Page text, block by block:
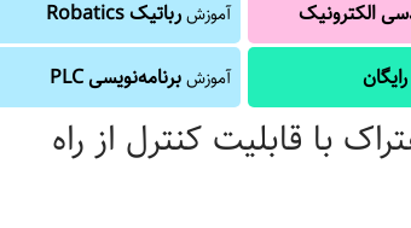
الکترونیک
آموزشرباتیک Robatics
آموزشبرنامه‌نویسی PLC
با قابلیت کنترل از راه